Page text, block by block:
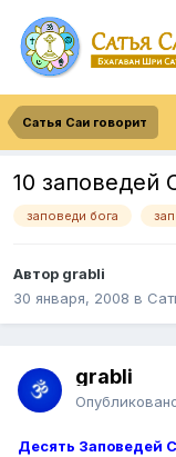
Сатья Саи говорит
10 заповедей
заповеди бога
Автор grabli
30 января, 2008 в
grabli
Десять Заповедей